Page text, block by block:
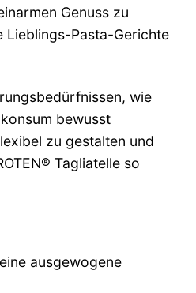
Genuss zu
Lieblings-Pasta-Gerichte
wie
bewusst
zu gestalten und
Tagliatelle so
ausgewogene